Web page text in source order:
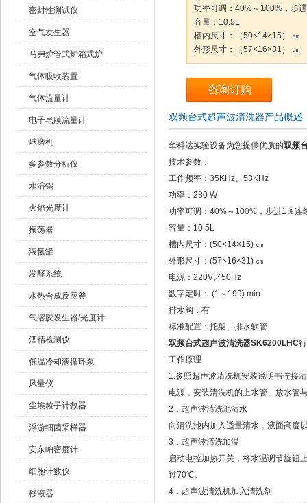
密封性测试仪
空气发生器
马弗炉管式炉箱式炉
气体吸收装置
气体流量计
电子皂膜流量计
球磨机
多参数分析仪
水浴锅
火焰光度计
振荡器
液氮罐
发酵系统
水热合成反应釜
气溶胶发生器/光度计
酒精检测仪
低温冷却液循环泵
风量仪
尘埃粒子计数器
浮游细菌采样器
安东帕密度计
细胞计数仪
移液器
功率可调：40%～100%，步
容量：10.5L
槽内尺寸：（50×14×15） ㎝
外形尺寸：（57×16×31） ㎝
咨询订购
双频台式超声波清洗器产品概述
华科达实验设备为您提供优质的双频
技术参数：
工作频率：35KHz、53KHz
功率：280 W
功率可调：40%～100%，步进1％连
容量：10.5L
槽内尺寸：(50×14×15) ㎝
外形尺寸：(57×16×31) ㎝
电源：220V／50Hz
数字定时： (1～199) min
排水阀：有
标准配置：托架、排水软管
双频台式超声波清洗器SK6200LHC
工作原理
1.参照超声波清洗机安装说明书连接
电源，安装清洗机的上水管、放水管
2．超声波清洗池清水
向清洗池内加入适量清水，液面高度
3．超声波清洗加温
启动电控加热开关，将水温调节旋钮
过70℃。
4．超声波清洗机加入清洗剂